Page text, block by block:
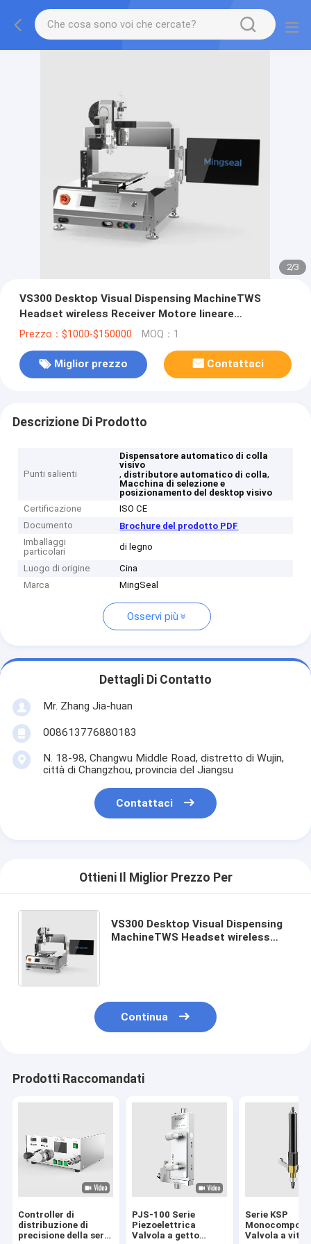
2/3
VS300 Desktop Visual Dispensing MachineTWS
Headset wireless Receiver Motore lineare
Altoparlante motore piatto LCM
Prezzo：$1000-$150000 MOQ：1
Miglior prezzo Contattaci
Descrizione Di Prodotto
Punti salienti
Dispensatore automatico di colla
visivo
, distributore automatico di colla,
Macchina di selezione e
posizionamento del desktop visivo
Certificazione
ISO CE
Documento
Brochure del prodotto PDF
Imballaggi
particolari
di legno
Luogo di origine
Cina
Marca
MingSeal
Osservi più
Dettagli Di Contatto
Mr. Zhang Jia-huan
008613776880183
N. 18-98, Changwu Middle Road, distretto di Wujin,
città di Changzhou, provincia del Jiangsu
Contattaci
Ottieni Il Miglior Prezzo Per
VS300 Desktop Visual Dispensing
MachineTWS Headset wireless
Continua
Prodotti Raccomandati
Controller di
distribuzione di
precisione della serie
PJS-100 Serie
Piezoelettrica
Valvola a getto
Serie KSP
Valvola a vite